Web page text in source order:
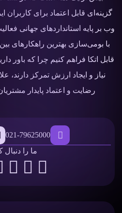
گزینه‌ای قابل اعتماد برای کاربران
وب بر پایه استانداردهای جهانی
با بومی‌سازی بهترین راهکارهای
قابل اتکا فراهم کنیم چرا که باور
نیاز و ایجاد ارزش تمرکز دارند،
رضایت و اعتماد پایدار
021-79625000
ما را دنبال